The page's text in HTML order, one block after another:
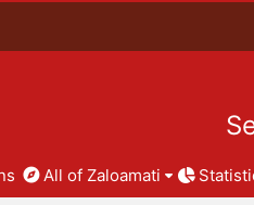
All of Zaloamati